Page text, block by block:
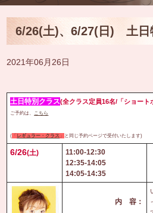
6/26(土)、6/27(日) 土日
2021年06月26日
土日特別クラス(全クラス定員16名/「ショート
ご予約は、 こちら
( 「 レギュラー・クラス 」 と同じ予約ページで受付いたします)
6/26(土)
11:00-12:30
12:35-14:05
14:05-14:35
内 容：